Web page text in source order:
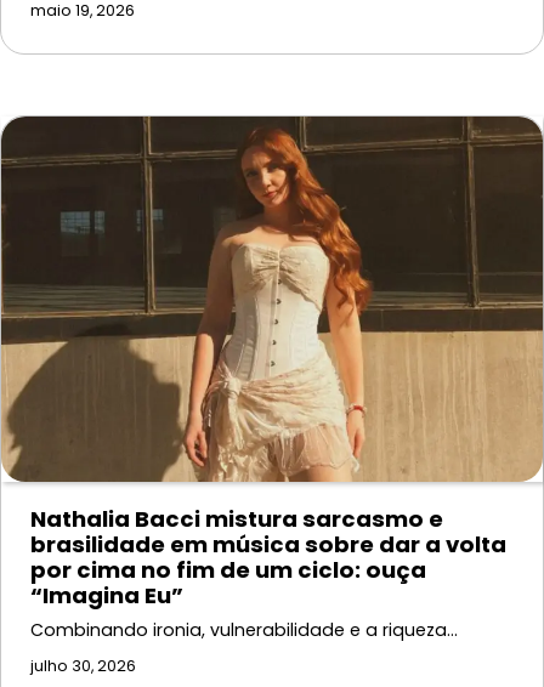
maio 19, 2026
Nathalia Bacci mistura sarcasmo e
brasilidade em música sobre dar a volta
por cima no fim de um ciclo: ouça
“Imagina Eu”
Combinando ironia, vulnerabilidade e a riqueza…
julho 30, 2026